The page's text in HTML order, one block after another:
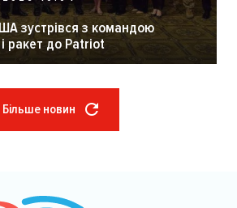
зустрівся з командою
ракет до Patriot
Більше новин